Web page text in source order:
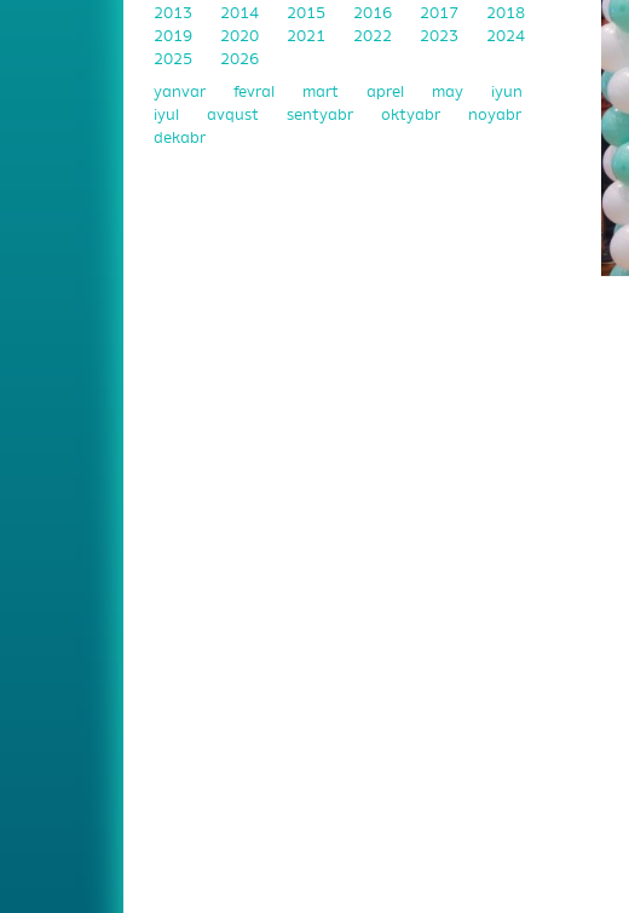
2013
2014 2015 2016 2017
2018
2019
2020 2021 2022 2023
2024
2025
2026
yanvar fevral mart aprel may
iyun
iyul
avqust sentyabr oktyabr
noyabr
dekabr